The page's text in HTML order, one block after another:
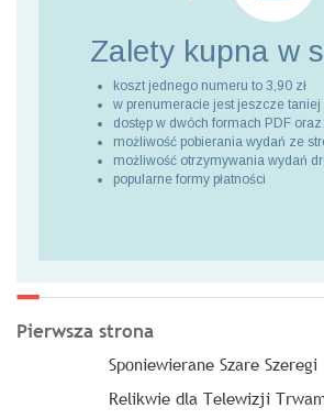
Zalety kupna w
koszt jednego numeru to 3,90 zł
w prenumeracie jest jeszcze taniej
dostęp w dwóch formach PDF
możliwość pobierania wydań ze
możliwość otrzymywania wydań
popularne formy płatności
Pierwsza strona
Sponiewierane Szare Szeregi
Relikwie dla Telewizji